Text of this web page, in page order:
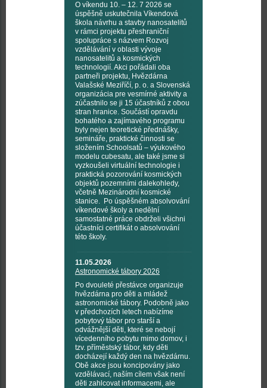
O víkendu 10. – 12. 7 2026 se
úspěšně uskutečnila Víkendová
škola návrhu a stavby nanosatelitů
v rámci projektu přeshraniční
spolupráce s názvem Rozvoj
vzdělávání v oblasti vývoje
nanosatelitů a kosmických
technologií. Akci pořádali oba
partneři projektu, Hvězdárna
Valašské Meziříčí, p. o. a Slovenská
organizácia pre vesmírné aktivity a
zúčastnilo se ji 15 účastníků z obou
stran hranice. Součástí opravdu
bohatého a zajímavého programu
byly nejen teoretické přednášky,
semináře, praktické činnosti se
složením Schoolsatů – výukového
modelu cubesatu, ale také jsme si
vyzkoušeli virtuální technologie i
praktická pozorování kosmických
objektů pozemními dalekohledy,
včetně Mezinárodní kosmické
stanice. Po úspěšném absolvování
víkendové školy a nedělní
samostatné práce obdrželi všichni
účastníci certifikát o absolvování
této školy.
11.05.2026
Astronomické tábory 2026
Po dvouleté přestávce organizuje
hvězdárna pro děti a mládež
astronomické tábory. Podobně jako
v předchozích letech nabízíme
pobytový tábor pro starší a
odvážnější děti, které se nebojí
vícedenního pobytu mimo domov, i
tzv. příměstský tábor, kdy děti
docházejí každý den na hvězdárnu.
Obě akce jsou koncipovány jako
vzdělávací, naším cílem však není
děti zahlcovat informacemi, ale